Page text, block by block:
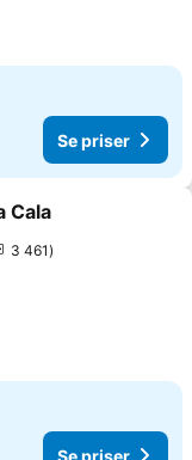
Se priser
Cala
3 461
Se priser